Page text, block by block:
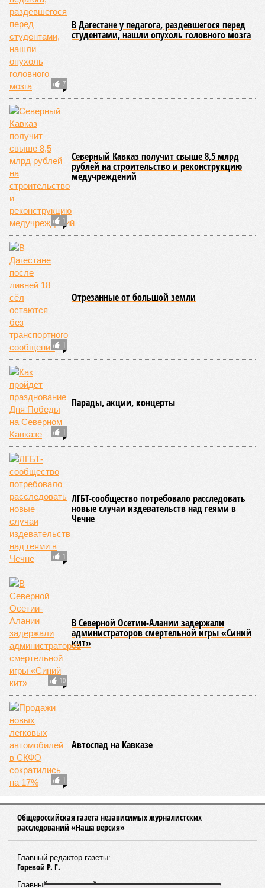
фоне выглядит особенно тревожно.
Галина Летова
Опубликовано:23.07.2026 14:35
прокуратуры
КОММЕНТАРИИ
Версия Общество //В Дагестане после ливней 18 сёл остаются без
транспортного сообщения
В Дагестане после ливней 18 сёл остаются без
транспортного сообщения
Отрезанные от большой земли
В Дагестане после ливней 18 сёл остаются без транспортного сообщения
(фото: Министерство транспорта и дорожного хозяйства Республики
Министерство транспорта Республики Дагестан обнародовало
актуальную сводку о ходе ликвидации последствий мощных
ливней, обрушившихся на регион.
Согласно официальным данным на 13 июля, дорожным
службам удалось восстановить транспортное сообщение
на 17 ранее пострадавших участках автомобильных дорог,
однако 18 населённых пунктов всё ещё пребывают в
транспортной блокаде.
Напомним, что мощнейшие дожди, прошедшие 8 июля,
нанесли колоссальный урон дорожной инфраструктуре, в
результате чего на пике разгула стихии без связи с
внешним миром оказались жители 53 сёл. К 12 июля эта
цифра сократилась до 23, и сейчас в профильном
ведомстве фиксируют дальнейшее улучшение обстановки.
В Агульском районе вследствие частичного обрушения
каменно-арочного моста полностью прервано сообщение с
селом Буршаг, и возобновить движение там рассчитывают
лишь к 17 июля.
В Гунибском районе на стратегической дороге «Гуниб –
Кумух» бурные потоки полностью уничтожили подъездные
пути к мостовому переходу, в результате чего от внешнего
мира оказались отрезаны сразу шесть населённых
пунктов. Ещё четыре посёлка лишились транспортного
сообщения в Лакском районе, где в настоящий момент
функционирует временная схема движения.
На региональной трассе «Мамраш – Ташкапур –
Араканский мост», пролегающей по Гергебильскому району,
водная стихия размыла дорожное полотно на семи
различных отрезках, и весь автомобильный поток был
вынужденно пущен по альтернативным маршрутам до тех
пор, пока не спадёт уровень воды в реке Кара-Койсу, что
ожидается не ранее 17 июля.
В Дахадаевском районе транспортное сообщение с одним
из сёл прервано из-за масштабного оползня, сошедшего на
проезжую часть дороги Ашты – Дирбакмахи, и открыть
движение там планируют лишь 18 июля. В Рутульском
районе без транспортного сообщения продолжают